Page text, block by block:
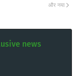
और नया
news